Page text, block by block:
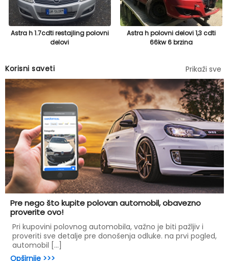
Astra h 1.7cdti restajling polovni
delovi
Astra h polovni delovi 1,3 cdti
66kw 6 brzina
Korisni saveti Prikaži sve
Pre nego što kupite polovan automobil, obavezno
proverite ovo!
Pri kupovini polovnog automobila, važno je biti pažljiv i
proveriti sve detalje pre donošenja odluke. na prvi pogled,
automobil [...]
Opširnije >>>